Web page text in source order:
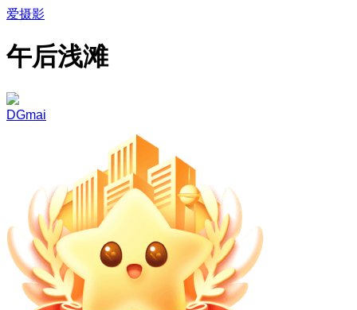
爱摄影
午后浅滩
DGmai